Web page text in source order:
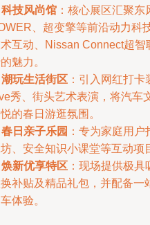
科技风尚馆 ：核心展区汇聚
、超变擎等前沿动力科
互动、Nissan Connect超
魅力。
潮玩生活街区 ：引入网红打
秀、街头艺术表演，将汽车
的春日游逛氛围。
春日亲子乐园 ：专为家庭用
、安全知识小课堂等互动项
焕新优享特区 ：现场提供极
补贴及精品礼包，并配备一
体验。